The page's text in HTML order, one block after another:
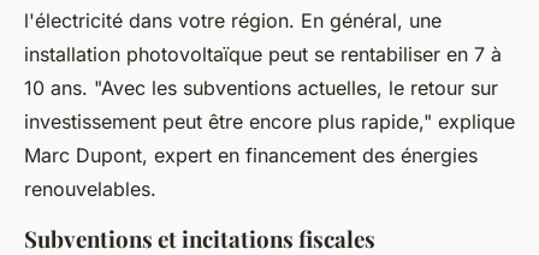
l'électricité dans votre région. En général, une
installation photovoltaïque peut se rentabiliser en 7 à
10 ans. "Avec les subventions actuelles, le retour sur
investissement peut être encore plus rapide," explique
Marc Dupont, expert en financement des énergies
renouvelables.
Subventions et incitations fiscales